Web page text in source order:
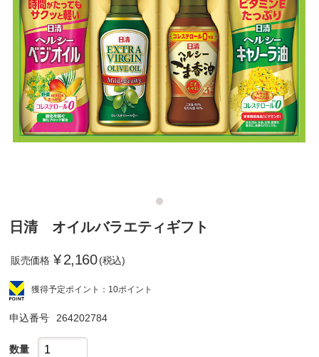
日清 オイルバラエティギフト
販売価格 ¥2,160 (税込)
獲得予定ポイント：10ポイント
申込番号 264202784
数量